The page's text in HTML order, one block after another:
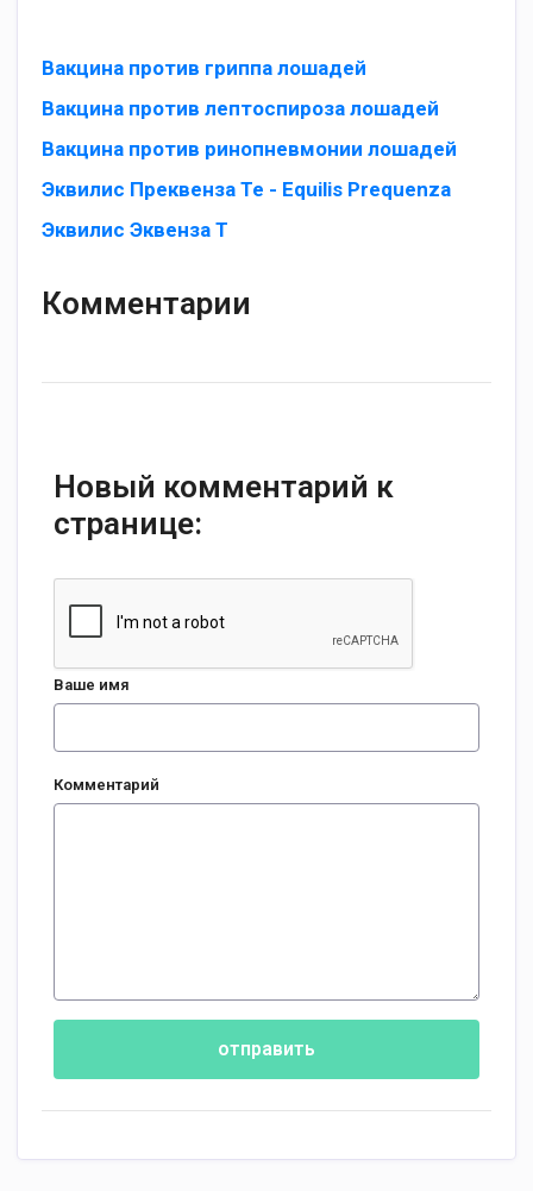
Вакцина против гриппа лошадей
Вакцина против лептоспироза лошадей
Вакцина против ринопневмонии лошадей
Эквилис Преквенза Те - Equilis Prequenza
Эквилис Эквенза Т
Комментарии
Новый комментарий к
странице:
Ваше имя
Комментарий
отправить